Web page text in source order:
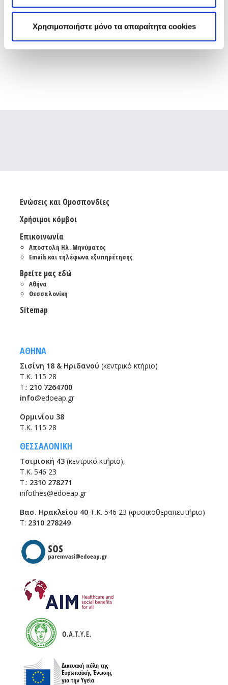
Χρησιμοποιήστε μόνο τα απαραίτητα cookies
12. Εκτός των επιδομάτων του ΕΔΟΕΑΠ,
δικαιούμαι και άλλα επιδόματα;
Ενώσεις και Ομοσπονδίες
Χρήσιμοι κόμβοι
Επικοινωνία
Αποστολή Ηλ. Μηνύματος
Emails και τηλέφωνα εξυπηρέτησης
Βρείτε μας εδώ
Αθήνα
Θεσσαλονίκη
Sitemap
ΑΘΗΝΑ
Σισίνη 18 & Ηριδανού (κεντρικό κτήριο)
Τ.Κ. 115 28
T.: 210 7264700
info@edoeap.gr
Ορμινίου 38
Τ.Κ. 115 28
ΘΕΣΣΑΛΟΝΙΚΗ
Τσιμισκή 43 (κεντρικό κτήριο),
Τ.Κ. 546 23
T.: 2310 278271
infothes@edoeap.gr
Βασ. Ηρακλείου 40 Τ.Κ. 546 23 (φυσικοθεραπευτήριο)
Τ: 2310 278249